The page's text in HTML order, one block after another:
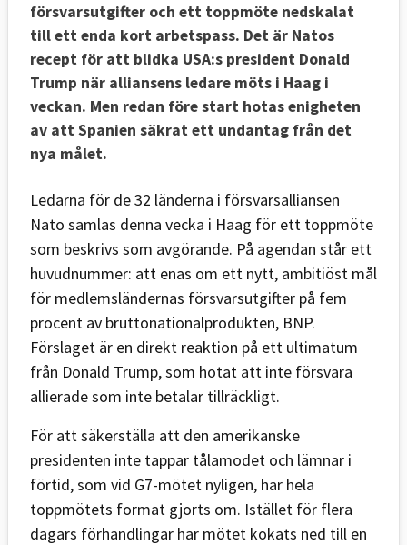
försvarsutgifter och ett toppmöte nedskalat
till ett enda kort arbetspass. Det är Natos
recept för att blidka USA:s president Donald
Trump när alliansens ledare möts i Haag i
veckan. Men redan före start hotas enigheten
av att Spanien säkrat ett undantag från det
nya målet.
Ledarna för de 32 länderna i försvarsalliansen
Nato samlas denna vecka i Haag för ett toppmöte
som beskrivs som avgörande. På agendan står ett
huvudnummer: att enas om ett nytt, ambitiöst mål
för medlemsländernas försvarsutgifter på fem
procent av bruttonationalprodukten, BNP.
Förslaget är en direkt reaktion på ett ultimatum
från Donald Trump, som hotat att inte försvara
allierade som inte betalar tillräckligt.
För att säkerställa att den amerikanske
presidenten inte tappar tålamodet och lämnar i
förtid, som vid G7-mötet nyligen, har hela
toppmötets format gjorts om. Istället för flera
dagars förhandlingar har mötet kokats ned till en